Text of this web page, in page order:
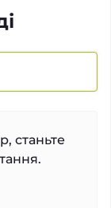
станьте